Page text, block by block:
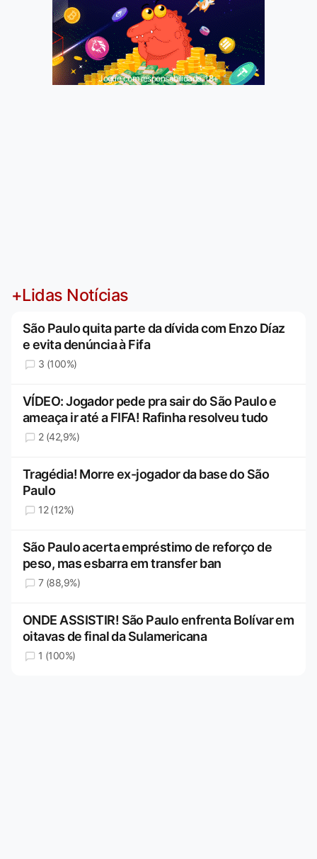
Jogue com responsabilidade. 18+
+Lidas Notícias
São Paulo quita parte da dívida com Enzo Díaz
e evita denúncia à Fifa
3 (100%)
VÍDEO: Jogador pede pra sair do São Paulo e
ameaça ir até a FIFA! Rafinha resolveu tudo
2 (42,9%)
Tragédia! Morre ex-jogador da base do São
Paulo
12 (12%)
São Paulo acerta empréstimo de reforço de
peso, mas esbarra em transfer ban
7 (88,9%)
ONDE ASSISTIR! São Paulo enfrenta Bolívar em
oitavas de final da Sulamericana
1 (100%)